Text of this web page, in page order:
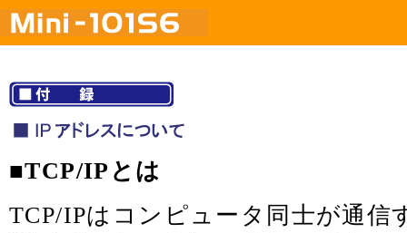
■TCP/IPとは
TCP/IPはコンピュータ同士が通信